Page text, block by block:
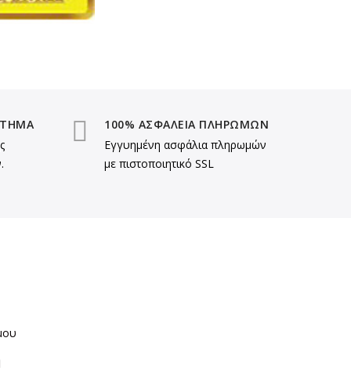
100% ΑΣΦΑΛΕΙΑ ΠΛΗΡΩΜΩΝ
Εγγυημένη ασφάλια πληρωμών
με πιστοποιητικό SSL